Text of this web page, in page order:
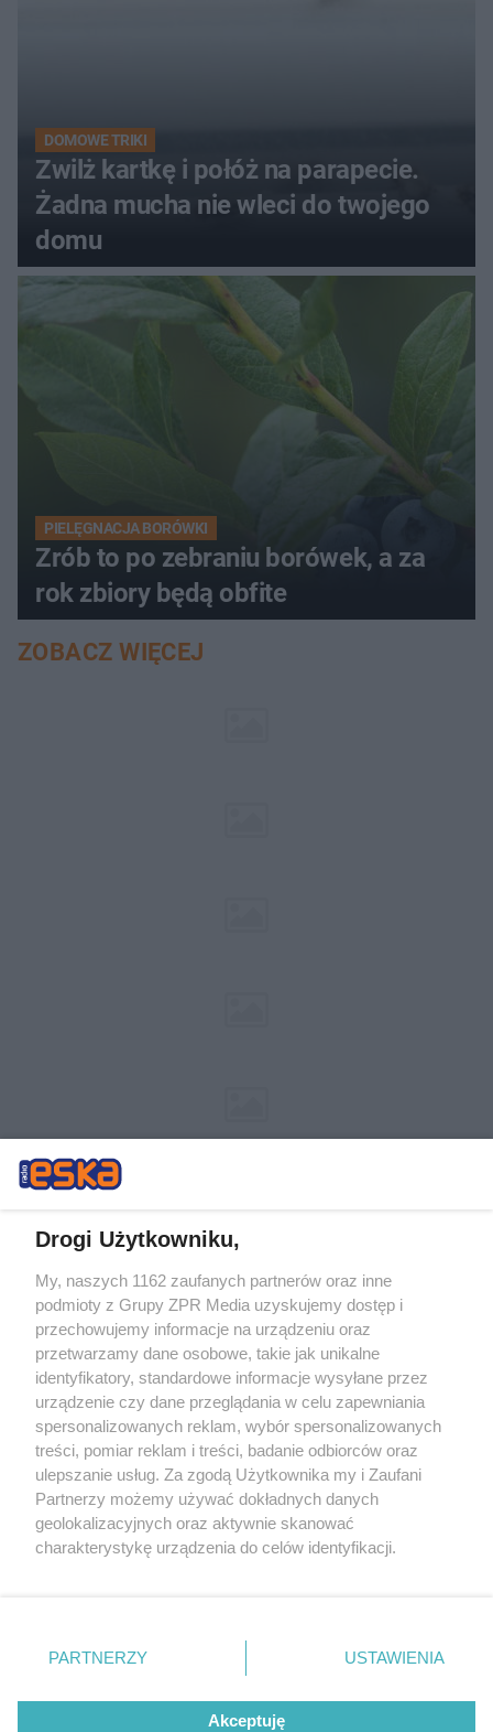
DOMOWE TRIKI
Zwilż kartkę i połóż na parapecie.
Żadna mucha nie wleci do twojego
domu
PIELĘGNACJA BORÓWKI
Zrób to po zebraniu borówek, a za
rok zbiory będą obfite
ZOBACZ WIĘCEJ
Żaden utwór zamieszczony w serwisie nie może być powielany i
rozpowszechniany lub dalej rozpowszechniany w jakikolwiek sposób (w
tym także elektroniczny lub mechaniczny) na jakimkolwiek polu
eksploatacji w jakiejkolwiek formie, włącznie z umieszczaniem w
Internecie bez pisemnej zgody właściciela praw. Jakiekolwiek użycie lub
wykorzystanie utworów w całości lub w części z naruszeniem prawa,
tzn. bez właściwej zgody, jest zabronione pod groźbą kary i może być
ścigane prawnie.
© 2026 Grupa ZPR Media
Drogi Użytkowniku,
My, naszych 1162 zaufanych partnerów oraz inne
podmioty z Grupy ZPR Media uzyskujemy dostęp i
przechowujemy informacje na urządzeniu oraz
przetwarzamy dane osobowe, takie jak unikalne
identyfikatory, standardowe informacje wysyłane przez
urządzenie czy dane przeglądania w celu zapewniania
spersonalizowanych reklam, wybór spersonalizowanych
treści, pomiar reklam i treści, badanie odbiorców oraz
ulepszanie usług. Za zgodą Użytkownika my i Zaufani
Partnerzy możemy używać dokładnych danych
geolokalizacyjnych oraz aktywnie skanować
charakterystykę urządzenia do celów identyfikacji.
zmienić/wycofać klikając przycisk ustawień prywatności
znajdujący się w lewym dolnym rogu strony
rodzaje przetwarzania danych nie wymagają zgody
użytkownika, ale masz prawo sprzeciwić się takiemu
PARTNERZY USTAWIENIA
Akceptuję